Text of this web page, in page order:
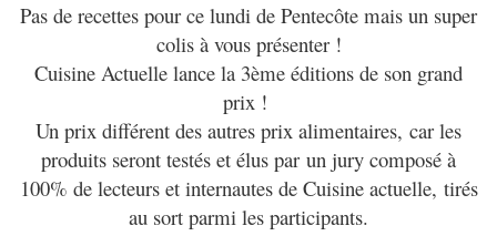
Pas de recettes pour ce lundi de Pentecôte mais un super
colis à vous présenter !
Cuisine Actuelle lance la 3ème éditions de son grand
prix !
Un prix différent des autres prix alimentaires, car les
produits seront testés et élus par un jury composé à
100% de lecteurs et internautes de Cuisine actuelle, tirés
au sort parmi les participants.